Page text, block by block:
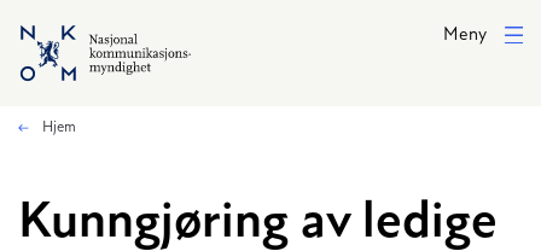
Hopp til hovedinnhold
Meny
Hjem
Kunngjøring av ledige